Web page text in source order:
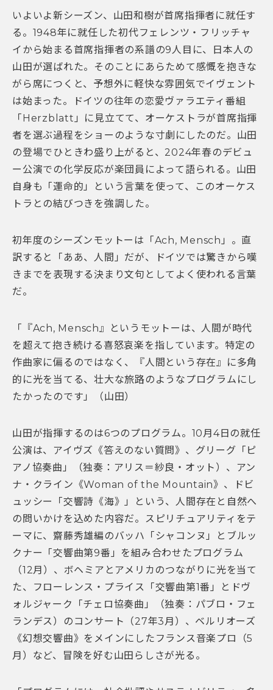
いよいよ新シーズン、山田和樹が首席指揮者に就任す
る。1948年に就任した初代フェレンツ・フリッチャ
イから始まる首席指揮者の系譜の9人目に、日本人の
山田が選ばれた。そのことにあらためて感慨を抱きな
がら席につくと、予想外に軽快な雰囲気でイヴェント
は始まった。ドイツの往年の恋愛ヴァラエティ番組
「Herzblatt」に見立てて、オーケストラが首席指揮
者を選ぶ過程をショーのような寸劇にしたのだ。山田
の登場でひときわ盛り上がると、2024年春のデビュ
ー公演での化学反応が楽団員によって語られる。山田
自身も「運命的」という言葉を使って、このオーケス
トラとの結びつきを強調した。
初年度のシーズンモットーは「Ach, Mensch」。直
訳すると「ああ、人間」だが、ドイツでは驚きから嘆
きまでを表現する決まり文句としてよく使われる言葉
だ。
「『Ach, Mensch』というモットーは、人間が時代
を超えて抱き続ける喜怒哀楽を指しています。特定の
作曲家に偏るのではなく、『人間という存在』に多角
的に光を当てる、壮大な旅路のようなプログラムにし
たかったのです」（山田）
山田が指揮するのは6つのプログラム。10月4日の就任
公演は、アイヴズ《答えのない質問》、グリーグ「ピ
アノ協奏曲」（独奏：アリス＝紗良・オット）、アン
ナ・クライン《Woman of the Mountain》、ドビ
ュッシー「交響詩《海》」という、人間存在と自然へ
の問いかけを込めた内容だ。スピリチュアリティをテ
ーマに、齋藤秀雄編のバッハ「シャコンヌ」とブルッ
クナー「交響曲第9番」を組み合わせたプログラム
（12月）、ボヘミアとアメリカのつながりに光を当て
た、フローレンス・プライス「交響曲第1番」とドヴ
ォルジャーク「チェロ協奏曲」（独奏：パブロ・フェ
ランデス）のコンサート（27年3月）、ベルリオーズ
《幻想交響曲》をメインにしたフランス音楽プロ（5
月）など、冒険を好む山田らしさが光る。